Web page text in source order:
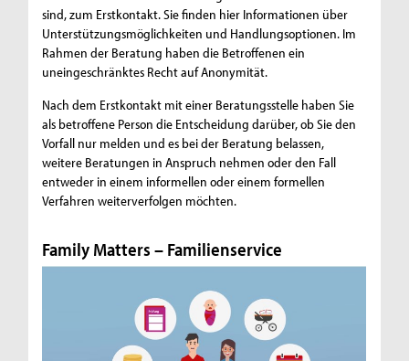
sind, zum Erstkontakt. Sie finden hier Informationen über
Unterstützungsmöglichkeiten und Handlungsoptionen. Im
Rahmen der Beratung haben die Betroffenen ein
uneingeschränktes Recht auf Anonymität.
Nach dem Erstkontakt mit einer Beratungsstelle haben Sie
als betroffene Person die Entscheidung darüber, ob Sie den
Vorfall nur melden und es bei der Beratung belassen,
weitere Beratungen in Anspruch nehmen oder den Fall
entweder in einem informellen oder einem formellen
Verfahren weiterverfolgen möchten.
Family Matters – Familienservice